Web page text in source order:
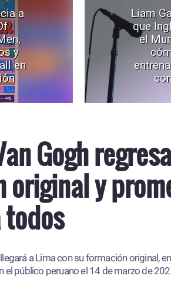
a
y
en
Liam
que
el
Gogh
original y
llegará a Lima con su formación original,
el público peruano el 14 de marzo de